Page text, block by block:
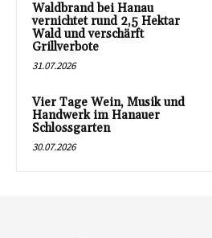
Waldbrand bei Hanau
vernichtet rund 2,5 Hektar
Wald und verschärft
Grillverbote
31.07.2026
Vier Tage Wein, Musik und
Handwerk im Hanauer
Schlossgarten
30.07.2026